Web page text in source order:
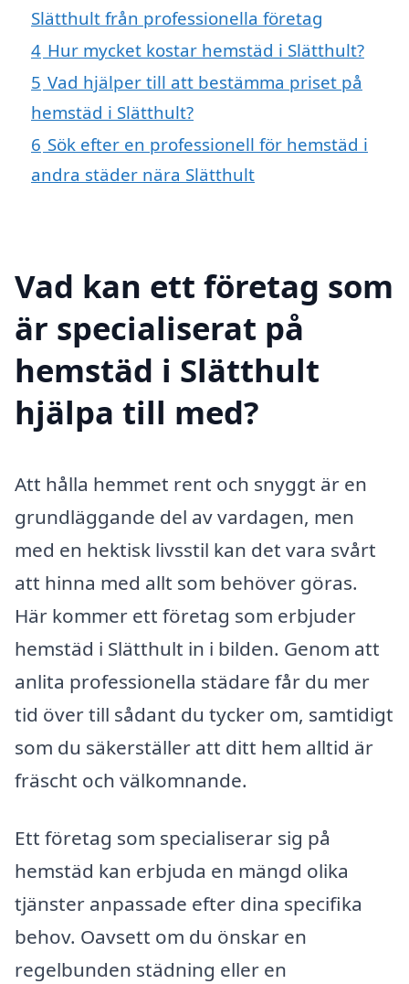
Slätthult från professionella företag
4 Hur mycket kostar hemstäd i Slätthult?
5 Vad hjälper till att bestämma priset på
hemstäd i Slätthult?
6 Sök efter en professionell för hemstäd i
andra städer nära Slätthult
Vad kan ett företag som
är specialiserat på
hemstäd i Slätthult
hjälpa till med?
Att hålla hemmet rent och snyggt är en
grundläggande del av vardagen, men
med en hektisk livsstil kan det vara svårt
att hinna med allt som behöver göras.
Här kommer ett företag som erbjuder
hemstäd i Slätthult in i bilden. Genom att
anlita professionella städare får du mer
tid över till sådant du tycker om, samtidigt
som du säkerställer att ditt hem alltid är
fräscht och välkomnande.
Ett företag som specialiserar sig på
hemstäd kan erbjuda en mängd olika
tjänster anpassade efter dina specifika
behov. Oavsett om du önskar en
regelbunden städning eller en